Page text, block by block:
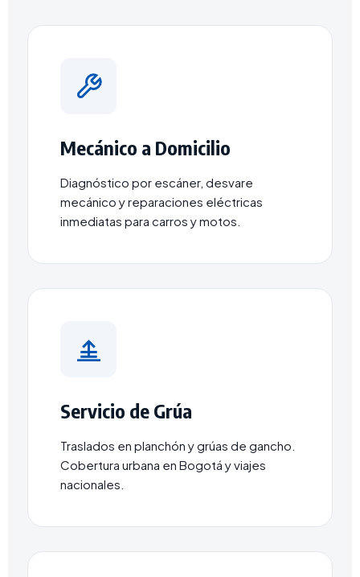
Mecánico a Domicilio
Diagnóstico por escáner, desvare
mecánico y reparaciones eléctricas
inmediatas para carros y motos.
Servicio de Grúa
Traslados en planchón y grúas de gancho.
Cobertura urbana en Bogotá y viajes
nacionales.